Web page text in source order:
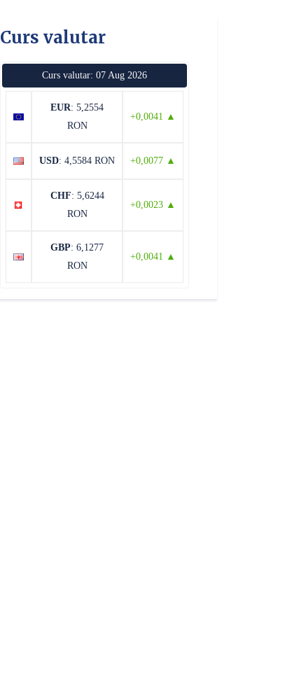
Curs valutar
Curs valutar: 07 Aug 2026
EUR: 5,2554
RON
+0,0041 ▲
USD: 4,5584 RON +0,0077 ▲
CHF: 5,6244
RON
+0,0023 ▲
GBP: 6,1277
RON
+0,0041 ▲